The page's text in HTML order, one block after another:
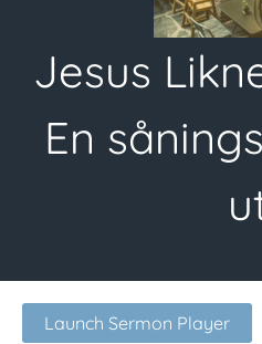
Jesus
En
Launch Sermon Player